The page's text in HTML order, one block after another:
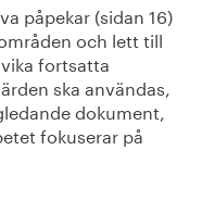
påpekar (sidan 16)
och lett till
fortsatta
ska användas,
dokument,
fokuserar på